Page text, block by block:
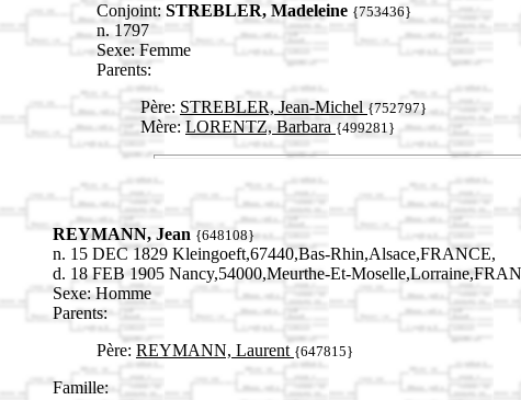
Conjoint: STREBLER, Madeleine {753436}
n. 1797
Sexe: Femme
Parents:
Père: STREBLER, Jean-Michel {752797}
Mère: LORENTZ, Barbara {499281}
REYMANN, Jean {648108}
n. 15 DEC 1829 Kleingoeft,67440,Bas-Rhin,Alsace,FRANCE,
d. 18 FEB 1905 Nancy,54000,Meurthe-Et-
Sexe: Homme
Parents:
Père: REYMANN, Laurent {647815}
Famille: